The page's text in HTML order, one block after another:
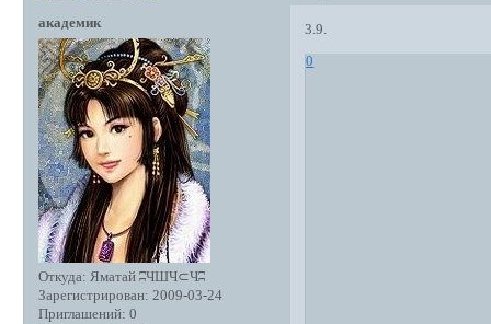
академик
Откуда: Яматай ʭЧШЧ⊂Чʭ
Зарегистрирован: 2009-03-24
Приглашений: 0
3.9.
0